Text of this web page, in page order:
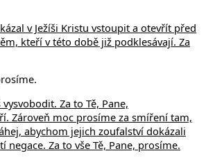
v Ježíši Kristu vstoupit a otevřít před
kteří v této době již podklesávají. Za
Za to Tě, Pane,
Zároveň moc prosíme za smíření tam,
abychom jejich zoufalství dokázali
Za to vše Tě, Pane, prosíme.